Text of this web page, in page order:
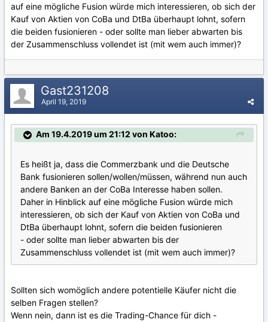
auf eine mögliche Fusion würde mich interessieren, ob sich der
Kauf von Aktien von CoBa und DtBa überhaupt lohnt, sofern
die beiden fusionieren - oder sollte man lieber abwarten bis
der Zusammenschluss vollendet ist (mit wem auch immer)?
Gast231208
April 19, 2019
Am 19.4.2019 um 21:12 von Katoo:
Es heißt ja, dass die Commerzbank und die Deutsche
Bank fusionieren sollen/wollen/müssen, während nun auch
andere Banken an der CoBa Interesse haben sollen.
Daher in Hinblick auf eine mögliche Fusion würde mich
interessieren, ob sich der Kauf von Aktien von CoBa und
DtBa überhaupt lohnt, sofern die beiden fusionieren
- oder sollte man lieber abwarten bis der
Zusammenschluss vollendet ist (mit wem auch immer)?
Sollten sich womöglich andere potentielle Käufer nicht die
selben Fragen stellen?
Wenn nein, dann ist es die Trading-Chance für dich -